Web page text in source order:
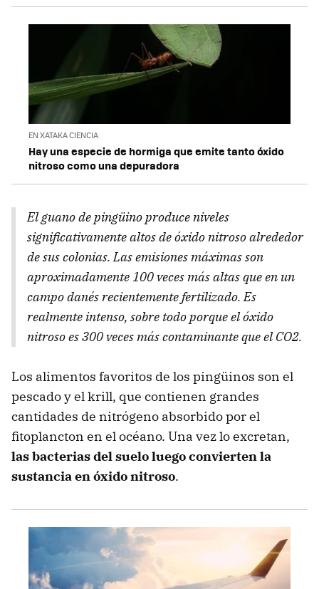
EN XATAKA CIENCIA
Hay una especie de hormiga que emite tanto óxido
nitroso como una depuradora
El guano de pingüino produce niveles
significativamente altos de óxido nitroso alrededor
de sus colonias. Las emisiones máximas son
aproximadamente 100 veces más altas que en un
campo danés recientemente fertilizado. Es
realmente intenso, sobre todo porque el óxido
nitroso es 300 veces más contaminante que el CO2.
Los alimentos favoritos de los pingüinos son el
pescado y el krill, que contienen grandes
cantidades de nitrógeno absorbido por el
fitoplancton en el océano. Una vez lo excretan,
las bacterias del suelo luego convierten la
sustancia en óxido nitroso.